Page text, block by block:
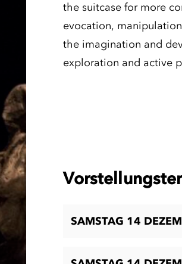
the suitcase for more
evocation,
the imagination and
exploration and active
SAMSTAG 14